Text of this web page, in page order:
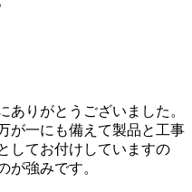
ありがとうございました。
が一にも備えて製品と工事
してお付けしていますの
が強みです。